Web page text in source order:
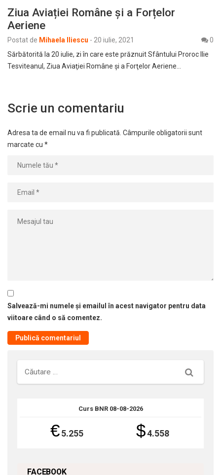
Ziua Aviației Române și a Forțelor
Aeriene
Postat de Mihaela Iliescu - 20 iulie, 2021
0
Sărbătorită la 20 iulie, zi în care este prăznuit Sfântului Proroc Ilie
Tesviteanul, Ziua Aviaţiei Române şi a Forţelor Aeriene…
Scrie un comentariu
Adresa ta de email nu va fi publicată. Câmpurile obligatorii sunt
marcate cu *
Salvează-mi numele și emailul în acest navigator pentru data
viitoare când o să comentez.
Căutare
Curs BNR 08-08-2026
€5.255 $4.558
FACEBOOK